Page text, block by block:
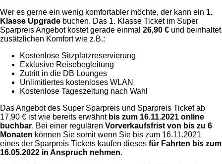
Wer es gerne ein wenig komfortabler möchte, der kann ein 1.
Klasse Upgrade buchen. Das 1. Klasse Ticket im Super
Sparpreis Angebot kostet gerade einmal 26,90 € und beinhaltet
zusätzlichen Komfort wie z.B.:
Kostenlose Sitzplatzreservierung
Exklusive Reisebegleitung
Zutritt in die DB Lounges
Unlimitiertes kostenloses WLAN
Kostenlose Tageszeitung nach Wahl
Das Angebot des Super Sparpreis und Sparpreis Ticket ab
17,90 € ist wie bereits erwähnt bis zum 16.11.2021 online
buchbar. Bei einer regulären Vorverkaufsfrist von bis zu 6
Monaten können Sie somit wenn Sie bis zum 16.11.2021
eines der Sparpreis Tickets kaufen dieses für Fahrten bis zum
16.05.2022 in Anspruch nehmen.